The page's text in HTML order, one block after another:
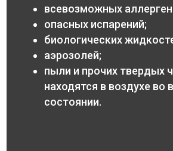
всевозможных
опасных испарений;
биологических
аэрозолей;
пыли и прочих твердых
находятся в воздухе во
состоянии.